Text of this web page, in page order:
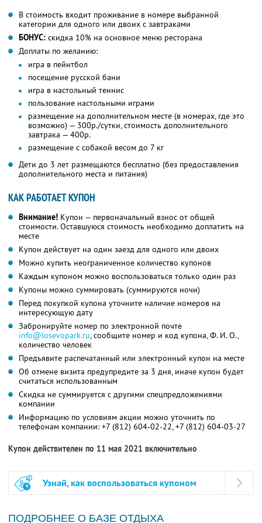
В стоимость входит проживание в номере выбранной
категории для одного или двоих с завтраками
БОНУС: скидка 10% на основное меню ресторана
Доплаты по желанию:
игра в пейнтбол
посещение русской бани
игра в настольный теннис
пользование настольными играми
размещение на дополнительном месте (в номерах, где это
возможно) — 300р./сутки, стоимость дополнительного
завтрака — 400р.
размещение с собакой весом до 7 кг
Дети до 3 лет размещаются бесплатно (без предоставления
дополнительного места и питания)
КАК РАБОТАЕТ КУПОН
Внимание! Купон — первоначальный взнос от общей
стоимости. Оставшуюся стоимость необходимо доплатить на
месте
Купон действует на один заезд для одного или двоих
Можно купить неограниченное количество купонов
Каждым купоном можно воспользоваться только один раз
Купоны можно суммировать (суммируются ночи)
Перед покупкой купона уточните наличие номеров на
интересующую дату
Забронируйте номер по электронной почте
info@losevopark.ru, сообщите номер и код купона,Ф. И. О.,
количество человек
Предъявите распечатанный или электронный купон на месте
Об отмене визита предупредите за 3 дня, иначе купон будет
считаться использованным
Скидка не суммируется с другими спецпредложениями
компании
Информацию по условиям акции можно уточнить по
телефонам компании: +7 (812) 604-02-22,+7 (812) 604-03-27
Купон действителен по 11 мая 2021 включительно
Узнай, как воспользоваться купоном
ПОДРОБНЕЕ О БАЗЕ ОТДЫХА